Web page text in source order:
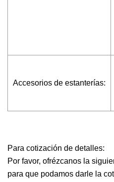
Accesorios de estanterías:
Para cotización de detalles:
Por favor, ofrézcanos la
para que podamos darle la